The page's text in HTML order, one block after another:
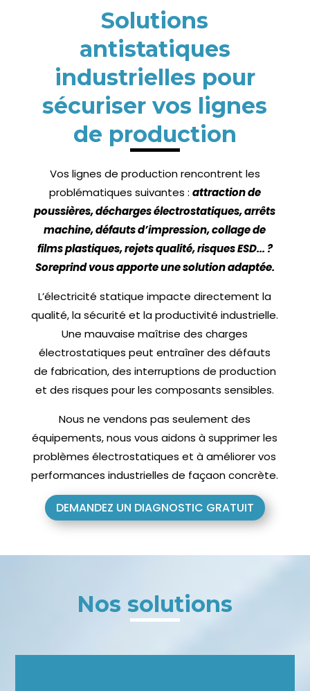
Solutions
antistatiques
industrielles pour
sécuriser vos lignes
de production
Vos lignes de production rencontrent les
problématiques suivantes : attraction de
poussières, décharges électrostatiques, arrêts
machine, défauts d’impression, collage de
films plastiques, rejets qualité, risques ESD... ?
Soreprind vous apporte une solution adaptée.
L’électricité statique impacte directement la
qualité, la sécurité et la productivité industrielle.
Une mauvaise maîtrise des charges
électrostatiques peut entraîner des défauts
de fabrication, des interruptions de production
et des risques pour les composants sensibles.
Nous ne vendons pas seulement des
équipements, nous vous aidons à supprimer les
problèmes électrostatiques et à améliorer vos
performances industrielles de façaon concrète.
DEMANDEZ UN DIAGNOSTIC GRATUIT
Nos solutions